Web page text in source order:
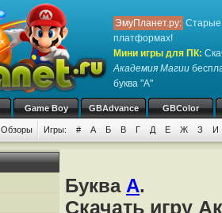
ЭмуПланет.ру: Старые
платформах!
Мини игры для ПК:
Академия Магии
буква "А"
Game Boy GBAdvance GBColor
Обзоры Игры: # А Б В Г Д Е Ж З И
Буква А.
Скачать игру